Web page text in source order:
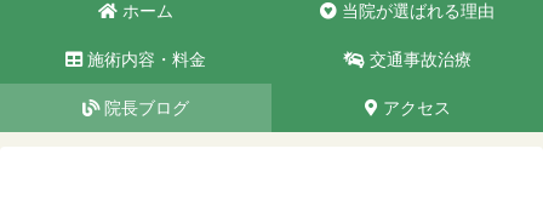
ホーム 当院が選ばれる理由
施術内容・料金 交通事故治療
院長ブログ アクセス